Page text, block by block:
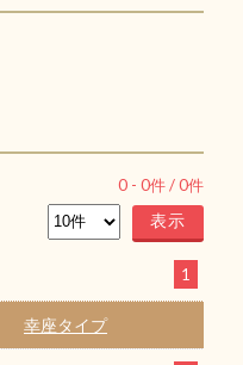
0 - 0件 /0件
1
幸座タイプ